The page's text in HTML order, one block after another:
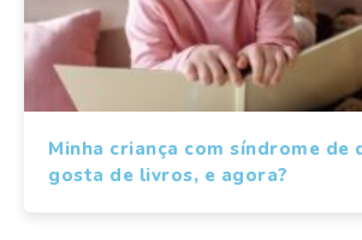
Minha criança com síndrome de
gosta de livros, e agora?